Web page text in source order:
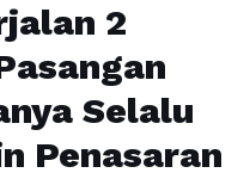
2
Selalu
Penasaran